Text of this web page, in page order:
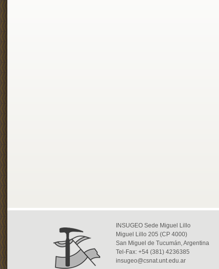
INSUGEO Sede Miguel Lillo
Miguel Lillo 205 (CP 4000)
San Miguel de Tucumán, Argentina
Tel-Fax: +54 (381) 4236385
insugeo@csnat.unt.edu.ar